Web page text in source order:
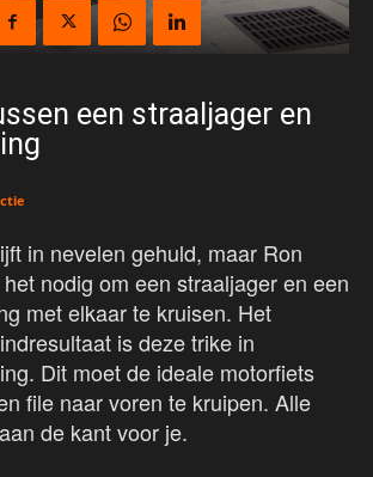
een straaljager en
in nevelen gehuld, maar Ron
nodig om een straaljager en een
met elkaar te kruisen. Het
is deze trike in
Dit moet de ideale motorfiets
file naar voren te kruipen. Alle
de kant voor je.